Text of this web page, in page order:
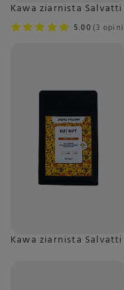
Kawa ziarnista
5.00 3
Kawa ziarnista